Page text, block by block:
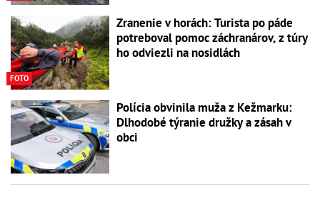
FOTO
Zranenie v horách: Turista po páde
potreboval pomoc záchranárov, z túry
ho odviezli na nosidlách
Polícia obvinila muža z Kežmarku:
Dlhodobé týranie družky a zásah v
obci